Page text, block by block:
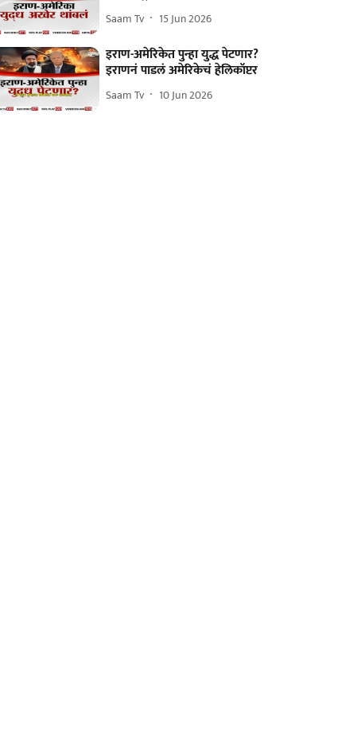
Saam Tv 15 Jun 2026
इराण-अमेरिकेत पुन्हा युद्ध पेटणार?
इराणनं पाडलं अमेरिकेचं हेलिकॉप्टर
Saam Tv 10 Jun 2026